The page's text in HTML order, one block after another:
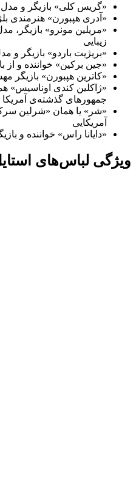
«گریس کلی» بازیگر و
«آدری هپبورن» هنرمندی
«مریلین مونرو» بازیگر،
زیبایی
«بریژیت باردو» بازیگر و
«جین برکین» خواننده و از
«کاترین هپبورن» بازیگر
«ژاکلین کندی اوناسیس»
جمهورهای گذشته‌ی آمریکا
«شر» یا همان «شرلین
آمریکایی
«دایانا راس» خواننده و
ویژگی لباس‌های